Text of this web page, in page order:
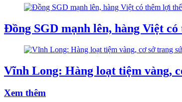
Đồng SGD mạnh lên, hàng Việt
Vĩnh Long: Hàng loạt tiệm vàng,
Xem thêm